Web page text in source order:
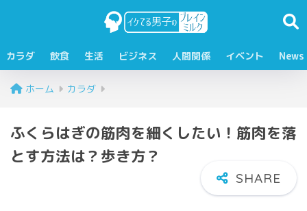
カラダ 飲食 生活 ビジネス 人間関係 イベント News
ホーム カラダ
ふくらはぎの筋肉を細くしたい！筋肉を落
とす方法は？歩き方？